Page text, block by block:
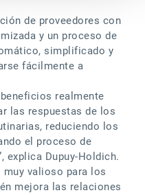
de proveedores con
y un proceso de
simplificado y
fácilmente a
realmente
las respuestas de los
reduciendo los
el proceso de
explica Dupuy-Holdich.
valioso para los
mejora las relaciones